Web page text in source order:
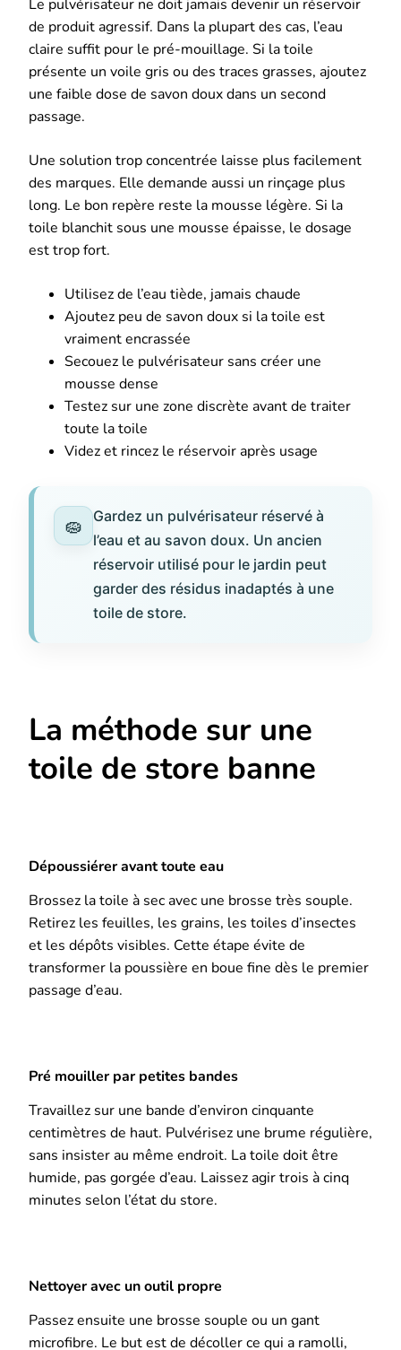
Le pulvérisateur ne doit jamais devenir un réservoir
de produit agressif. Dans la plupart des cas, l’eau
claire suffit pour le pré-mouillage. Si la toile
présente un voile gris ou des traces grasses, ajoutez
une faible dose de savon doux dans un second
passage.
Une solution trop concentrée laisse plus facilement
des marques. Elle demande aussi un rinçage plus
long. Le bon repère reste la mousse légère. Si la
toile blanchit sous une mousse épaisse, le dosage
est trop fort.
Utilisez de l’eau tiède, jamais chaude
Ajoutez peu de savon doux si la toile est
vraiment encrassée
Secouez le pulvérisateur sans créer une
mousse dense
Testez sur une zone discrète avant de traiter
toute la toile
Videz et rincez le réservoir après usage
Gardez un pulvérisateur réservé à
l’eau et au savon doux. Un ancien
réservoir utilisé pour le jardin peut
garder des résidus inadaptés à une
toile de store.
La méthode sur une
toile de store banne
Dépoussiérer avant toute eau
Brossez la toile à sec avec une brosse très souple.
Retirez les feuilles, les grains, les toiles d’insectes
et les dépôts visibles. Cette étape évite de
transformer la poussière en boue fine dès le premier
passage d’eau.
Pré mouiller par petites bandes
Travaillez sur une bande d’environ cinquante
centimètres de haut. Pulvérisez une brume régulière,
sans insister au même endroit. La toile doit être
humide, pas gorgée d’eau. Laissez agir trois à cinq
minutes selon l’état du store.
Nettoyer avec un outil propre
Passez ensuite une brosse souple ou un gant
microfibre. Le but est de décoller ce qui a ramolli,